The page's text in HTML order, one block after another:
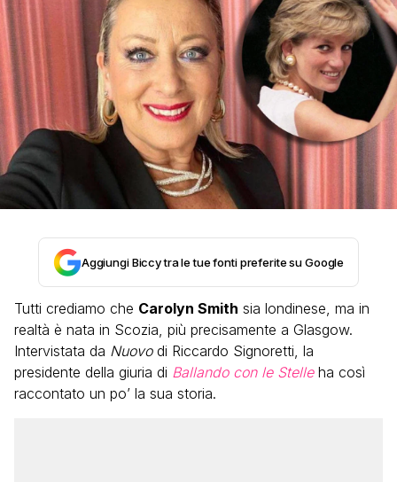
Aggiungi Biccy tra le tue fonti preferite su Google
Tutti crediamo che Carolyn Smith sia londinese, ma in
realtà è nata in Scozia, più precisamente a Glasgow.
Intervistata da Nuovodi Riccardo Signoretti, la
presidente della giuria di Ballando con le Stelleha così
raccontato un po’ la sua storia.